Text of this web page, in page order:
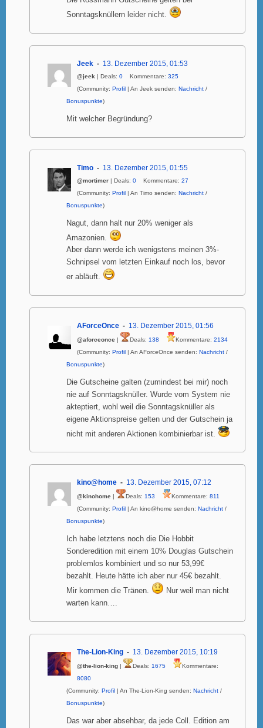
Sonntagsknüllern leider nicht.
Jeek 13. Dezember 2015, 01:53
@jeek | Deals: 0 Kommentare: 325
(Community: Profil | An Jeek senden: Nachricht /
Bonuspunkte)
Mit welcher Begründung?
Timo 13. Dezember 2015, 01:55
@mortimer | Deals: 0 Kommentare: 27
(Community: Profil | An Timo senden: Nachricht /
Bonuspunkte)
Nagut, dann halt nur 20% weniger als
Amazonien.
Aber dann werde ich wenigstens meinen 3%-
Schnipsel vom letzten Einkauf noch los, bevor
er abläuft.
AForceOnce 13. Dezember 2015, 01:56
@aforceonce | Deals: 138 Kommentare: 2134
(Community: Profil | An AForceOnce senden: Nachricht /
Bonuspunkte)
Die Gutscheine galten (zumindest bei mir) noch
nie auf Sonntagsknüller. Wurde vom System nie
akteptiert, wohl weil die Sonntagsknüller als
eigene Aktionspreise gelten und der Gutschein ja
nicht mit anderen Aktionen kombinierbar ist.
kino@home 13. Dezember 2015, 07:12
@kinohome | Deals: 153 Kommentare: 811
(Community: Profil | An kino@home senden: Nachricht /
Bonuspunkte)
Ich habe letztens noch die Die Hobbit
Sonderedition mit einem 10% Douglas Gutschein
problemlos kombiniert und so nur 53,99€
bezahlt. Heute hätte ich aber nur 45€ bezahlt.
Mir kommen die Tränen.
Nur weil man nicht
warten kann….
The-Lion-King 13. Dezember 2015, 10:19
@the-lion-king | Deals: 1675
Kommentare:
8080
(Community: Profil | An The-Lion-King senden: Nachricht /
Bonuspunkte)
Das war aber absehbar, da jede Coll. Edition am